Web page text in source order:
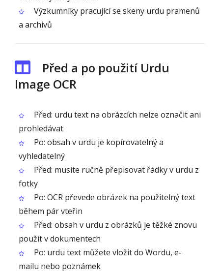
Výzkumníky pracující se skeny urdu pramenů
a archivů
Před a po použití Urdu
Image OCR
Před: urdu text na obrázcích nelze označit ani
prohledávat
Po: obsah v urdu je kopírovatelný a
vyhledatelný
Před: musíte ručně přepisovat řádky v urdu z
fotky
Po: OCR převede obrázek na použitelný text
během pár vteřin
Před: obsah v urdu z obrázků je těžké znovu
použít v dokumentech
Po: urdu text můžete vložit do Wordu, e-
mailu nebo poznámek